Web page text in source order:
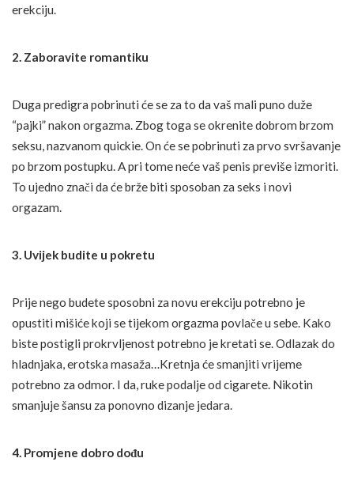
erekciju.
2. Zaboravite romantiku
Duga predigra pobrinuti će se za to da vaš mali puno duže
“pajki” nakon orgazma. Zbog toga se okrenite dobrom brzom
seksu, nazvanom quickie. On će se pobrinuti za prvo svršavanje
po brzom postupku. A pri tome neće vaš penis previše izmoriti.
To ujedno znači da će brže biti sposoban za seks i novi
orgazam.
3. Uvijek budite u pokretu
Prije nego budete sposobni za novu erekciju potrebno je
opustiti mišiće koji se tijekom orgazma povlače u sebe. Kako
biste postigli prokrvljenost potrebno je kretati se. Odlazak do
hladnjaka, erotska masaža…Kretnja će smanjiti vrijeme
potrebno za odmor. I da, ruke podalje od cigarete. Nikotin
smanjuje šansu za ponovno dizanje jedara.
4. Promjene dobro dođu